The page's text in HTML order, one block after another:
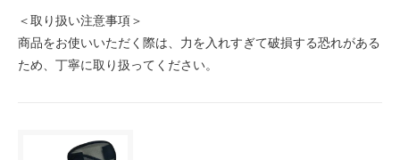
＜取り扱い注意事項＞
商品をお使いいただく際は、力を入れすぎて破損する恐れがある
ため、丁寧に取り扱ってください。